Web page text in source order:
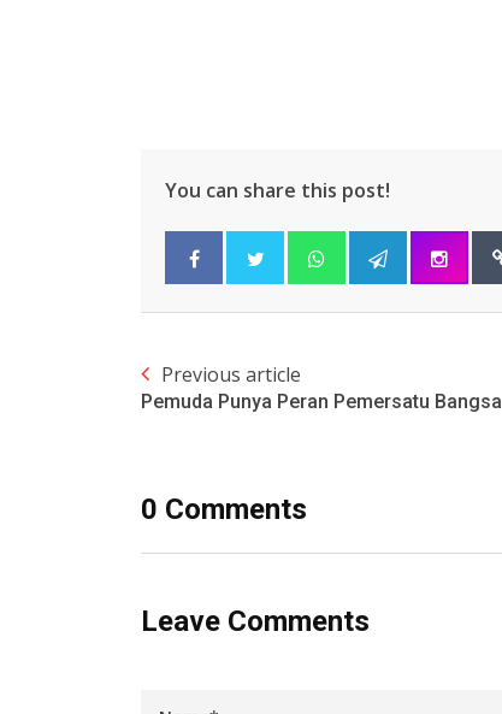
You can share this post!
Previous article
Pemuda Punya Peran Pemersatu Bangsa
0 Comments
Leave Comments